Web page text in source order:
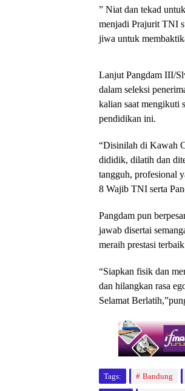
” Niat dan tekad
menjadi Prajurit TNI
jiwa untuk
Lanjut Pangdam III/
dalam seleksi
kalian saat mengikuti
pendidikan ini.
“Disinilah di Kawah
dididik, dilatih dan
tangguh, profesional
8 Wajib TNI serta
Pangdam pun
jawab disertai
meraih prestasi
“Siapkan fisik dan
dan hilangkan rasa
Selamat
Tags: Bandung